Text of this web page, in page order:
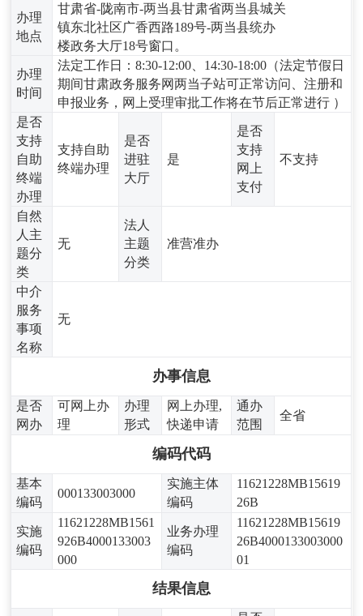
办理
地点
甘肃省-陇南市-两当县甘肃省两当县城关
镇东北社区广香西路189号-两当县统办
楼政务大厅18号窗口。
办理
时间
法定工作日：8:30-12:00、14:30-18:00（法定节假日
期间甘肃政务服务网两当子站可正常访问、注册和
申报业务，网上受理审批工作将在节后正常进行 ）
是否
支持
自助
终端
办理
支持自助
终端办理
是否
进驻
大厅
是
是否
支持
网上
支付
不支持
自然
人主
题分
类
无
法人
主题
分类
准营准办
中介
服务
事项
名称
无
办事信息
是否
网办
可网上办
理
办理
形式
网上办理,
快递申请
通办
范围
全省
编码代码
基本
编码
000133003000
实施主体
编码
11621228MB15619
26B
实施
编码
11621228MB1561
926B4000133003
000
业务办理
编码
11621228MB15619
26B4000133003000
01
结果信息